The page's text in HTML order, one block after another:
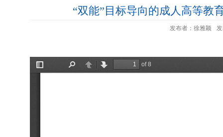
“双能”目标导向的成人高等教
发布者：徐雅颖